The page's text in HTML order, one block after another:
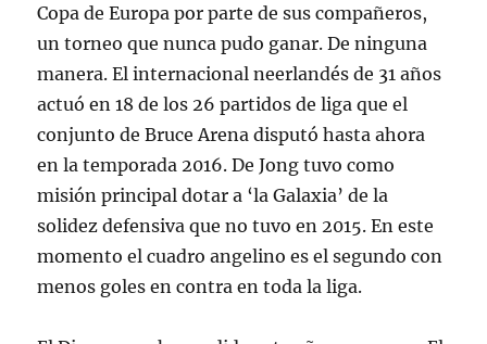
Copa de Europa por parte de sus compañeros,
un torneo que nunca pudo ganar. De ninguna
manera. El internacional neerlandés de 31 años
actuó en 18 de los 26 partidos de liga que el
conjunto de Bruce Arena disputó hasta ahora
en la temporada 2016. De Jong tuvo como
misión principal dotar a ‘la Galaxia’ de la
solidez defensiva que no tuvo en 2015. En este
momento el cuadro angelino es el segundo con
menos goles en contra en toda la liga.